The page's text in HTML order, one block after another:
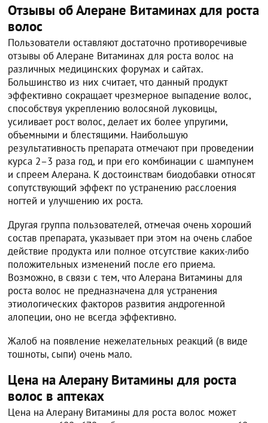
Отзывы об Алеране Витаминах для роста
волос
Пользователи оставляют достаточно противоречивые
отзывы об Алеране Витаминах для роста волос на
различных медицинских форумах и сайтах.
Большинство из них считает, что данный продукт
эффективно сокращает чрезмерное выпадение волос,
способствуя укреплению волосяной луковицы,
усиливает рост волос, делает их более упругими,
объемными и блестящими. Наибольшую
результативность препарата отмечают при проведении
курса 2–3 раза год, и при его комбинации с шампунем
и спреем Алерана. К достоинствам биодобавки относят
сопутствующий эффект по устранению расслоения
ногтей и улучшению их роста.
Другая группа пользователей, отмечая очень хороший
состав препарата, указывает при этом на очень слабое
действие продукта или полное отсутствие каких-либо
положительных изменений после его приема.
Возможно, в связи с тем, что Алерана Витамины для
роста волос не предназначена для устранения
этиологических факторов развития андрогенной
алопеции, оно не всегда эффективно.
Жалоб на появление нежелательных реакций (в виде
тошноты, сыпи) очень мало.
Цена на Алерану Витамины для роста
волос в аптеках
Цена на Алерану Витамины для роста волос может